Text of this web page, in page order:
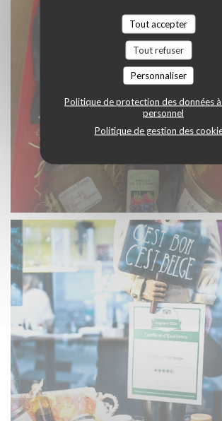
Tout accepter
Tout refuser
Personnaliser
Politique de protection des données
personnel
Politique de gestion des